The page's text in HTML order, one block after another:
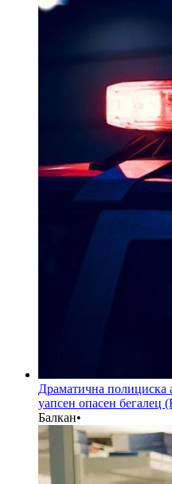
Драматична полициска
уапсен опасен бегалец
Балкан•